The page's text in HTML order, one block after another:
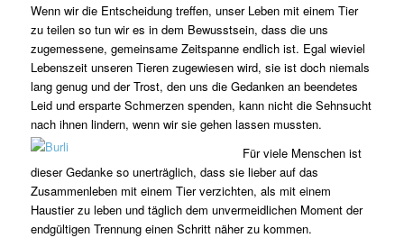
Wenn wir die Entscheidung treffen, unser Leben mit einem Tier
zu teilen so tun wir es in dem Bewusstsein, dass die uns
zugemessene, gemeinsame Zeitspanne endlich ist. Egal wieviel
Lebenszeit unseren Tieren zugewiesen wird, sie ist doch niemals
lang genug und der Trost, den uns die Gedanken an beendetes
Leid und ersparte Schmerzen spenden, kann nicht die Sehnsucht
nach ihnen lindern, wenn wir sie gehen lassen mussten.
Für viele Menschen ist
dieser Gedanke so unerträglich, dass sie lieber auf das
Zusammenleben mit einem Tier verzichten, als mit einem
Haustier zu leben und täglich dem unvermeidlichen Moment der
endgültigen Trennung einen Schritt näher zu kommen.